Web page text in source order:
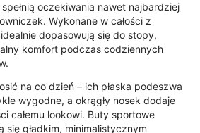
oczekiwania nawet najbardziej
Wykonane w całości z
dopasowują się do stopy,
komfort podczas codziennych
na co dzień – ich płaska podeszwa
wygodne, a okrągły nosek dodaje
całemu lookowi. Buty sportowe
się gładkim, minimalistycznym